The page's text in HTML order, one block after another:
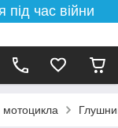
під час війни